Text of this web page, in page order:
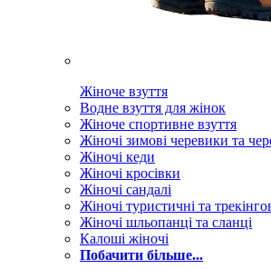
Жіноче взуття
Водне взуття для жінок
Жіноче спортивне взуття
Жіночі зимові черевики та
Жіночі кеди
Жіночі кросівки
Жіночі сандалі
Жіночі туристичні та
Жіночі шльопанці та сланці
Калоші жіночі
Побачити більше...